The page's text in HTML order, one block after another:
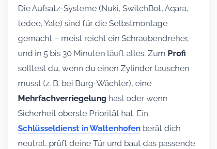
Die Aufsatz-Systeme (Nuki, SwitchBot, Aqara,
tedee, Yale) sind für die Selbstmontage
gemacht – meist reicht ein Schraubendreher,
und in 5 bis 30 Minuten läuft alles. Zum Profi
solltest du, wenn du einen Zylinder tauschen
musst (z. B. bei Burg-Wächter), eine
Mehrfachverriegelung hast oder wenn
Sicherheit oberste Priorität hat. Ein
Schlüsseldienst in Waltenhofenberät dich
neutral, prüft deine Tür und baut das passende